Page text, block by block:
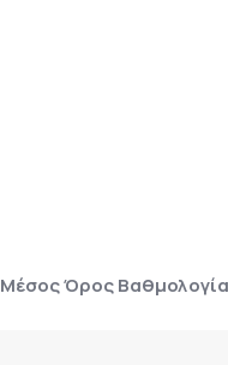
Μέσος Όρος